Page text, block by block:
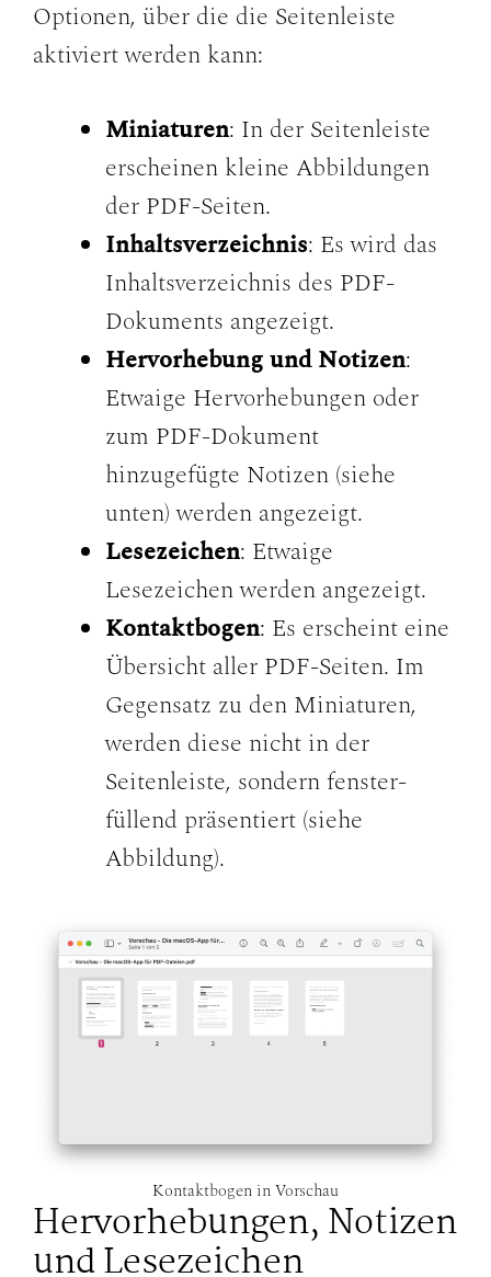
Optionen, über die die Seitenleiste
aktiviert werden kann:
Miniaturen: In der Seitenleiste
erscheinen kleine Abbildungen
der PDF-Seiten.
Inhaltsverzeichnis: Es wird das
Inhaltsverzeichnis des PDF-
Dokuments angezeigt.
Hervorhebung und Notizen:
Etwaige Hervorhebungen oder
zum PDF-Dokument
hinzugefügte Notizen (siehe
unten) werden angezeigt.
Lesezeichen: Etwaige
Lesezeichen werden angezeigt.
Kontaktbogen: Es erscheint eine
Übersicht aller PDF-Seiten. Im
Gegensatz zu den Miniaturen,
werden diese nicht in der
Seitenleiste, sondern fenster-
füllend präsentiert (siehe
Abbildung).
Kontaktbogen in Vorschau
Hervorhebungen, Notizen
und Lesezeichen